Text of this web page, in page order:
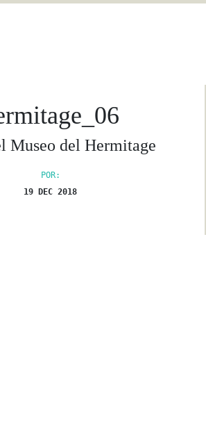
Museo del Hermitage
POR:
19 DEC 2018